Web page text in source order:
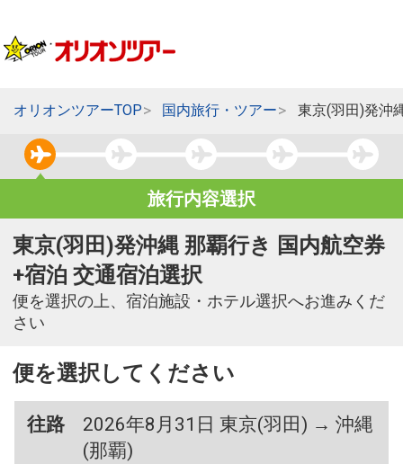
オリオンツアーTOP 国内旅行・ツアー 東京(羽田)発沖
旅行内容選択
東京(羽田)発沖縄 那覇行き 国内航空券
+宿泊 交通宿泊選択
便を選択の上、宿泊施設・ホテル選択へお進みくだ
さい
便を選択してください
往路
2026年8月31日 東京(羽田) → 沖縄
(那覇)